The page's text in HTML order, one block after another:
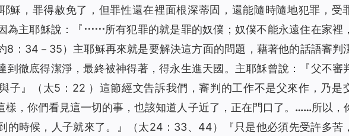
穌，罪得赦免了，但罪性還在裡面根深蒂固，還能隨時隨地犯罪，受
為主耶穌說：『 ⋯⋯所有犯罪的就是罪的奴僕；奴僕不能永遠住在家裡
8：34－35）主耶穌再來就是要解決這方面的問題，藉著他的話語審判
到徹底得潔淨，最終被神得著，得永生進天國。主耶穌曾說：『父不審
子 』（太5：22 ）這節經文告訴我們，審判的工作不是父來作，乃是
樣，你們看見這一切的事，也該知道人子近了，正在門口了。……所以，
的時候，人子就來了。
』（太24：33、44）『 只是他必須先受許多苦